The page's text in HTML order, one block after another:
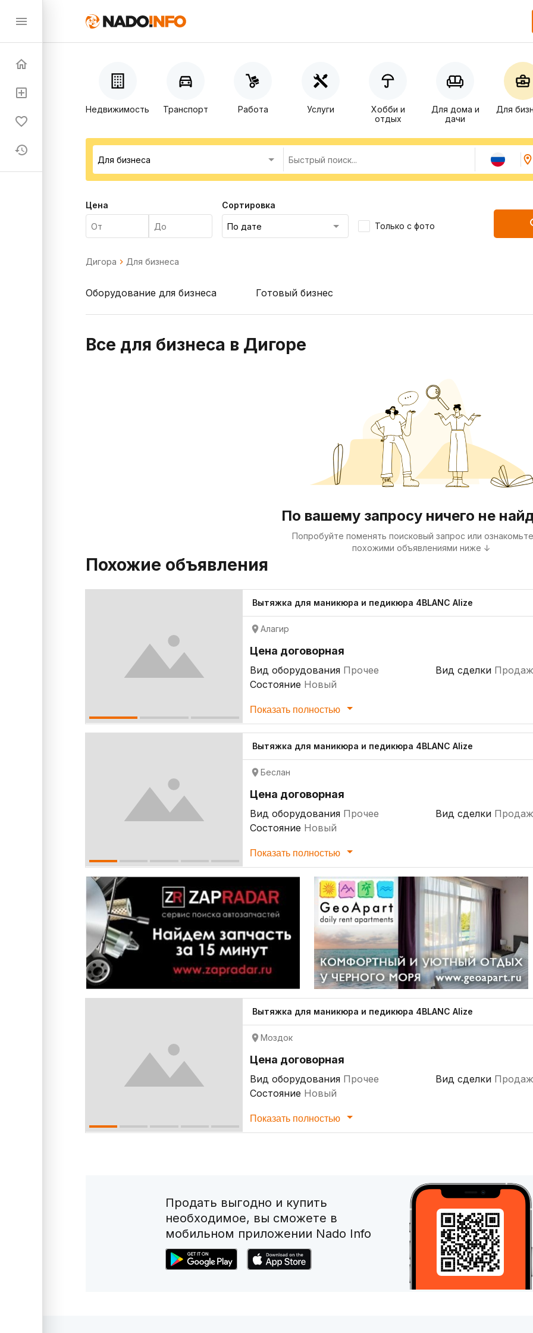
Недвижимость Транспорт Работа Услуги
Хобби и
отдых
Для дома и
дачи
Для
Цена Сортировка
Только с фото
Дигора Для бизнеса
Оборудование для бизнеса Готовый бизнес
Все для бизнеса в Дигоре
По вашему запросу ничего не
Попробуйте поменять поисковый запрос или
похожими объявлениями ниже ↓
Похожие объявления
Вытяжка для маникюра и педикюра 4BLANC Alize
Алагир
Цена договорная
Вид оборудования Прочее
Состояние Новый
Вид сделки
Показать полностью
Вытяжка для маникюра и педикюра 4BLANC Alize
Беслан
Цена договорная
Вид оборудования Прочее
Состояние Новый
Вид сделки
Показать полностью
Вытяжка для маникюра и педикюра 4BLANC Alize
Моздок
Цена договорная
Вид оборудования Прочее
Состояние Новый
Вид сделки
Показать полностью
Продать выгодно и купить
необходимое, вы сможете в
мобильном приложении Nado Info